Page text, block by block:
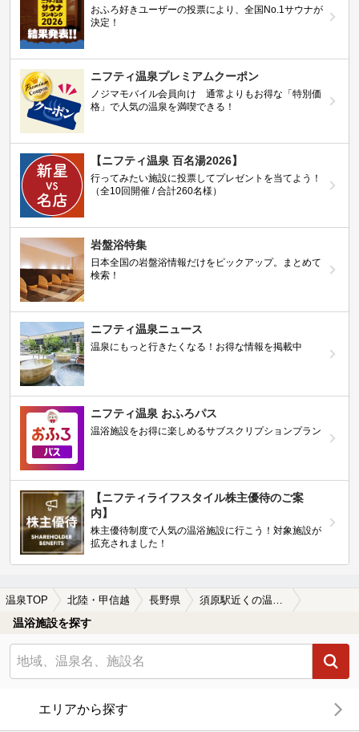
おふろ好きユーザーの投票により、全国No.1サウナが
決定！
ニフティ温泉プレミアムクーポン
ノジマモバイル会員向け 通常よりもお得な「特別価
格」で人気の温泉を満喫できる！
【ニフティ温泉 百名湯2026】
行ってみたい施設に投票してプレゼントを当てよう！
（全10回開催 / 合計260名様）
岩盤浴特集
日本全国の岩盤浴情報だけをピックアップ。まとめて
検索！
ニフティ温泉ニュース
温泉にもっと行きたくなる！お得な情報を掲載中
ニフティ温泉 おふろパス
温浴施設をお得に楽しめるサブスクリプションプラン
【ニフティライフスタイル株主優待のご案
内】
株主優待制度で人気の温浴施設に行こう！対象施設が
拡充されました！
温泉TOP 北陸・甲信越 長野県
温浴施設を探す
エリアから探す